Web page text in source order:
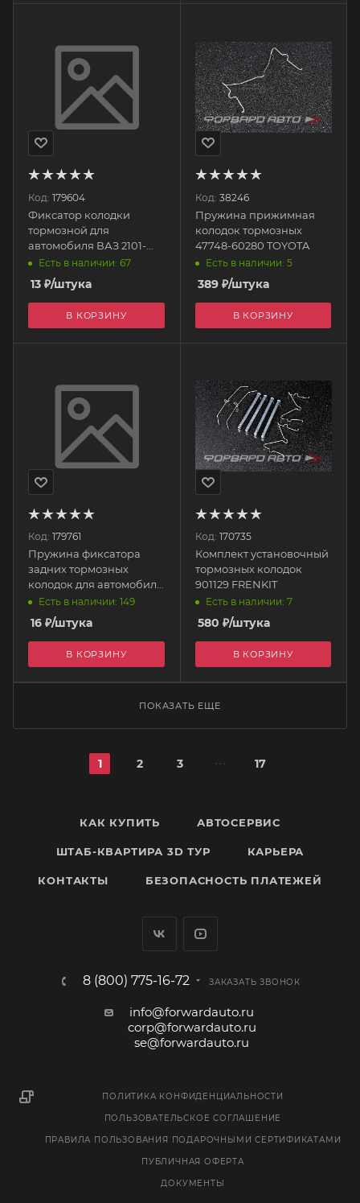
Код: 179604
Фиксатор колодки
тормозной для
автомобиля ВАЗ 2101-
07/21-23 задней (гвоздь)
21010-3502100-008
БелЗАН
Есть в наличии: 67
13 ₽/штука
В КОРЗИНУ
Код: 38246
Пружина прижимная
колодок тормозных
47748-60280 TOYOTA
Есть в наличии: 5
389₽/штука
В КОРЗИНУ
Код: 179761
Пружина фиксатора
задних тормозных
колодок для автомобиля
ВАЗ 2101-07, 2121-31 21010-
3502102-008 БелЗАН
Есть в наличии: 149
16 ₽/штука
В КОРЗИНУ
Код: 170735
Комплект установочный
тормозных колодок
901129 FRENKIT
Есть в наличии: 7
580 ₽/штука
В КОРЗИНУ
ПОКАЗАТЬ ЕЩЕ
1 2 3 17
КАК КУПИТЬ АВТОСЕРВИС
ШТАБ-КВАРТИРА 3D ТУР КАРЬЕРА
КОНТАКТЫ БЕЗОПАСНОСТЬ ПЛАТЕЖЕЙ
8 (800) 775-16-72 ЗАКАЗАТЬ ЗВОНОК
info@forwardauto.ru
corp@forwardauto.ru
se@forwardauto.ru
ПОЛИТИКА КОНФИДЕНЦИАЛЬНОСТИ
ПОЛЬЗОВАТЕЛЬСКОЕ СОГЛАШЕНИЕ
ПРАВИЛА ПОЛЬЗОВАНИЯ ПОДАРОЧНЫМИ СЕРТИФИКАТАМИ
ПУБЛИЧНАЯ ОФЕРТА
ДОКУМЕНТЫ